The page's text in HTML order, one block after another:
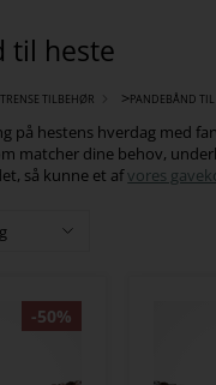
til heste
TRENSE TILBEHØR >PANDEBÅND TIL
på hestens hverdag med
matcher dine behov,
så kunne et afvores